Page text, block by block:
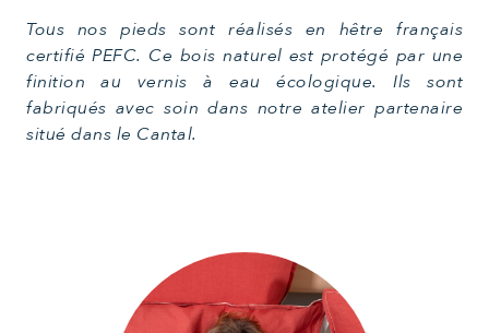
Tous nos pieds sont réalisés en hêtre français
certifié PEFC. Ce bois naturel est protégé par une
finition au vernis à eau écologique. Ils sont
fabriqués avec soin dans notre atelier partenaire
situé dans le Cantal.